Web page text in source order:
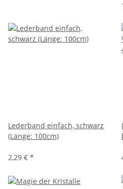
Lederband einfach, schwarz
(Länge: 100cm)
2,29 € *